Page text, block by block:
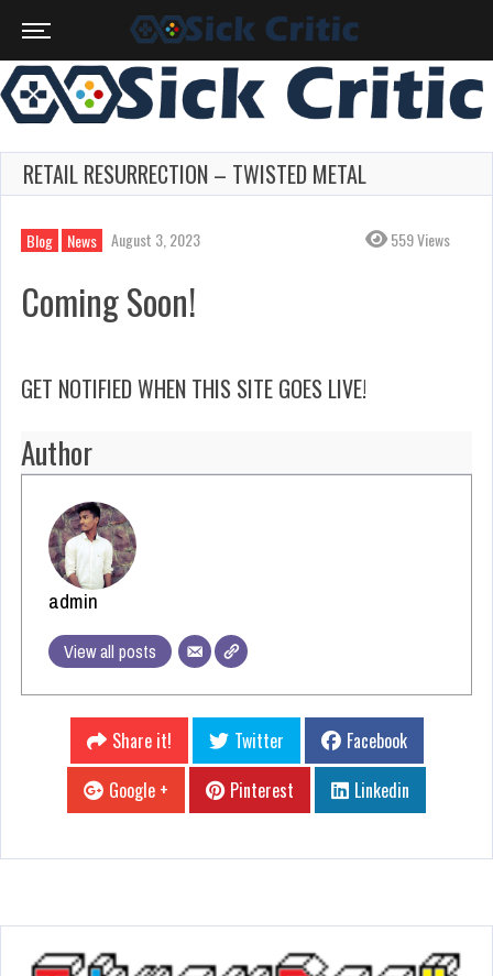
RETAIL RESURRECTION – TWISTED METAL
Blog News August 3, 2023 559 Views
Coming Soon!
GET NOTIFIED WHEN THIS SITE GOES LIVE!
Author
admin
View all posts
Share it! Twitter
Facebook
Google +
Pinterest Linkedin